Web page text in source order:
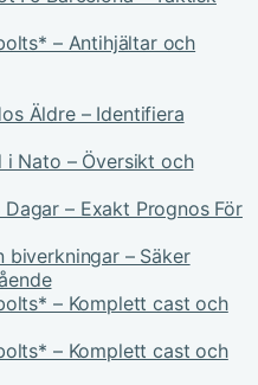
– Antihjältar och
Äldre – Identifiera
i Nato – Översikt och
– Exakt Prognos För
biverkningar – Säker
– Komplett cast och
– Komplett cast och